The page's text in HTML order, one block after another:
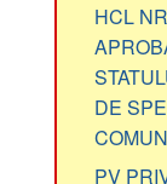
HCL
DE
PV